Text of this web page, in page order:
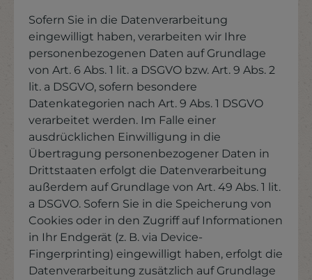
Sofern Sie in die Datenverarbeitung
eingewilligt haben, verarbeiten wir Ihre
personenbezogenen Daten auf Grundlage
von Art. 6 Abs. 1 lit. a DSGVO bzw. Art. 9 Abs. 2
lit. a DSGVO, sofern besondere
Datenkategorien nach Art. 9 Abs. 1 DSGVO
verarbeitet werden. Im Falle einer
ausdrücklichen Einwilligung in die
Übertragung personenbezogener Daten in
Drittstaaten erfolgt die Datenverarbeitung
außerdem auf Grundlage von Art. 49 Abs. 1 lit.
a DSGVO. Sofern Sie in die Speicherung von
Cookies oder in den Zugriff auf Informationen
in Ihr Endgerät (z. B. via Device-
Fingerprinting) eingewilligt haben, erfolgt die
Datenverarbeitung zusätzlich auf Grundlage